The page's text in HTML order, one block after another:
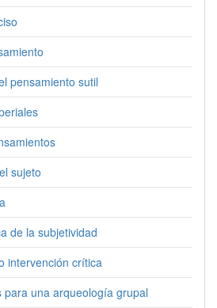
pensamiento sutil
sujeto
de la subjetividad
intervención crítica
para una arqueología grupal